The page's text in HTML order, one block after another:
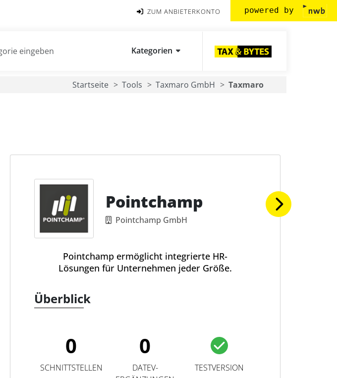
ZUM ANBIETERKONTO powered by
Kategorien
Startseite Tools Taxmaro GmbH Taxmaro
Pointchamp
Pointchamp GmbH
Pointchamp ermöglicht integrierte HR-
Lösungen für Unternehmen jeder Größe.
Überblick
0
SCHNITTSTELLEN
0
DATEV-
TESTVERSION